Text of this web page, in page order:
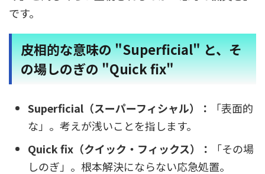
です。
皮相的な意味の "Superficial" と、そ
の場しのぎの "Quick fix"
Superficial（スーパーフィシャル）：
「表面的
な」。考えが浅いことを指します。
Quick fix（クイック・フィックス）：
「その場
しのぎ」。根本解決にならない応急処置。